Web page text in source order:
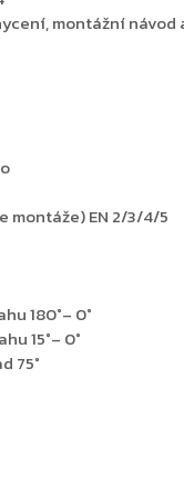
montážní návod
EN 2/3/4/5
180°– 0°
15°– 0°
75°